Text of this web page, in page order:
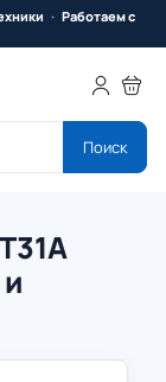
Работаем с
Поиск